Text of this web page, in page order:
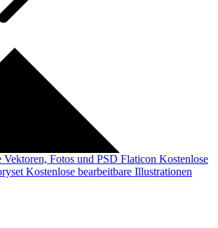
Vektoren, Fotos und PSD Flaticon Kostenlose
Kostenlose bearbeitbare Illustrationen